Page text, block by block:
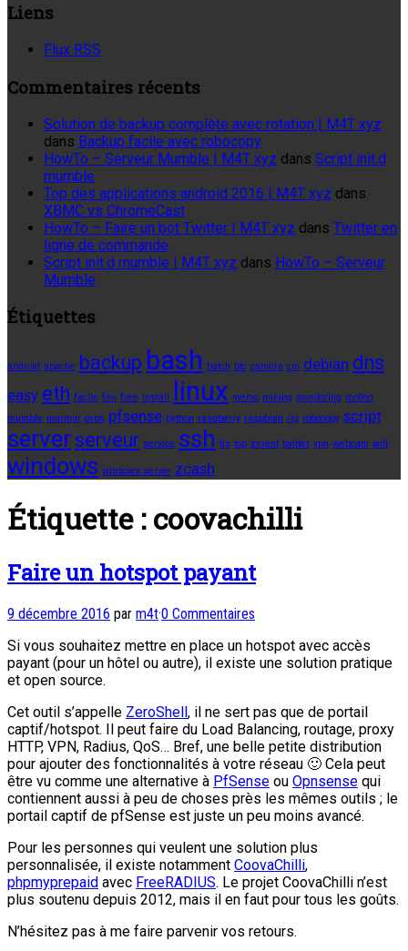
Liens
Flux RSS
Commentaires récents
Solution de backup complète avec rotation | M4T xyz
dans Backup facile avec robocopy
HowTo – Serveur Mumble | M4T xyz dans Script init.d
mumble
Top des applications android 2016 | M4T xyz dans
XBMC vs ChromeCast
HowTo – Faire un bot Twitter | M4T xyz dans Twitter en
ligne de commande
Script init.d mumble | M4T xyz dans HowTo – Serveur
Mumble
Étiquettes
android apache backup bash batch btc caméra cm debian dns
easy eth facile fan free install linux memo mining monitoring motion
mumble murmur ovpn pfsense python raspberry raspbian rig robocopy script
server serveur service ssh tls top torrent twitter vpn webcam wifi
windows windows server zcash
Étiquette :coovachilli
Faire un hotspot payant
9 décembre 2016 par m4t·0 Commentaires
Si vous souhaitez mettre en place un hotspot avec accès
payant (pour un hôtel ou autre), il existe une solution pratique
et open source.
Cet outil s’appelle ZeroShell, il ne sert pas que de portail
captif/hotspot. Il peut faire du Load Balancing, routage, proxy
HTTP, VPN, Radius, QoS… Bref, une belle petite distribution
pour ajouter des fonctionnalités à votre réseau 🙂 Cela peut
être vu comme une alternative à PfSense ou Opnsense qui
contiennent aussi à peu de choses près les mêmes outils ; le
portail captif de pfSense est juste un peu moins avancé.
Pour les personnes qui veulent une solution plus
personnalisée, il existe notamment CoovaChilli,
phpmyprepaid avec FreeRADIUS. Le projet CoovaChilli n’est
plus soutenu depuis 2012, mais il en faut pour tous les goûts.
N’hésitez pas à me faire parvenir vos retours.